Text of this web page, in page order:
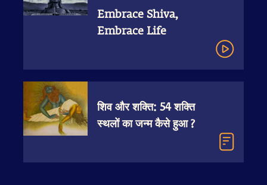
Embrace Shiva,
Embrace Life
शिव और शक्ति: 54 शक्ति
स्थलों का जन्म कैसे हुआ ?